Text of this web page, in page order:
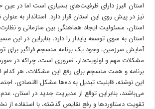
استان البرز دارای ظرفیت‌های بسیاری است اما در
نیز در پیش روی این استان قرار دارد. استاندار به
استان، مسئولیت ایجاد هماهنگی بین سازمانی و
استان به سوی توسعه پایدار را دارد، بنابراین در این
آمایش سرزمین، وجود یک برنامه منسجم فراگیر برای
مشکلات مهم و اولویت‌دار، ضروری است، چراکه در
برنامه و همت منسجم برای رفع این مشکلات، هر کدام
این نوشته، قابلیت تبدیل به ده‌ها مشکل اقتصادی،
می‌باشند، بنابراین توقع از مدیریت جدید در استان، عدم
تقویت دستاوردها و رفع نقایص گذشته، با استفاده از